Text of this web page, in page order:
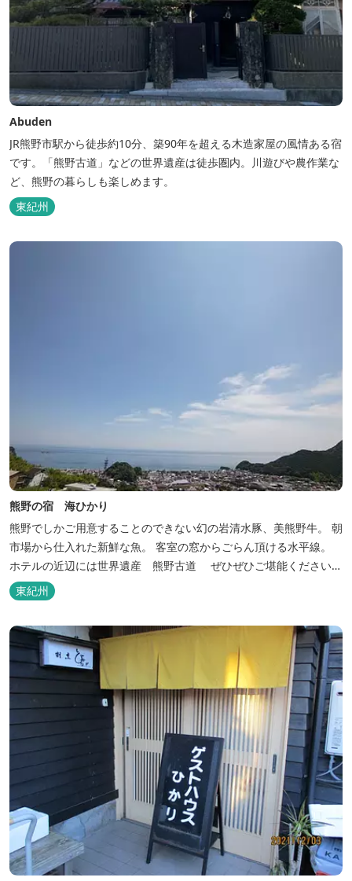
Abuden
JR熊野市駅から徒歩約10分、築90年を超える木造家屋の風情ある宿
です。「熊野古道」などの世界遺産は徒歩圏内。川遊びや農作業な
ど、熊野の暮らしも楽しめます。
東紀州
熊野の宿 海ひかり
熊野でしかご用意することのできない幻の岩清水豚、美熊野牛。 朝
市場から仕入れた新鮮な魚。 客室の窓からごらん頂ける水平線。
ホテルの近辺には世界遺産 熊野古道 ぜひぜひご堪能くださいま
せ。
東紀州